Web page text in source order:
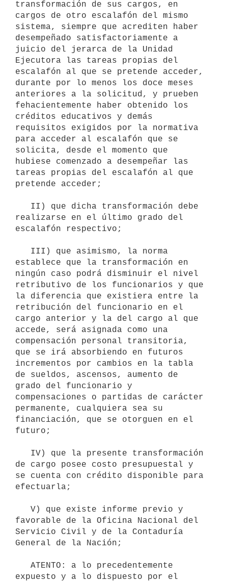
transformación de sus cargos, en
cargos de otro escalafón del mismo
sistema, siempre que acrediten haber
desempeñado satisfactoriamente a
juicio del jerarca de la Unidad
Ejecutora las tareas propias del
escalafón al que se pretende acceder,
durante por lo menos los doce meses
anteriores a la solicitud, y prueben
fehacientemente haber obtenido los
créditos educativos y demás
requisitos exigidos por la normativa
para acceder al escalafón que se
solicita, desde el momento que
hubiese comenzado a desempeñar las
tareas propias del escalafón al que
pretende acceder;
realizarse en el último grado del
escalafón respectivo;
establece que la transformación en
ningún caso podrá disminuir el nivel
retributivo de los funcionarios y que
la diferencia que existiera entre la
retribución del funcionario en el
cargo anterior y la del cargo al que
accede, será asignada como una
compensación personal transitoria,
que se irá absorbiendo en futuros
incrementos por cambios en la tabla
de sueldos, ascensos, aumento de
grado del funcionario y
compensaciones o partidas de carácter
permanente, cualquiera sea su
financiación, que se otorguen en el
futuro;
de cargo posee costo presupuestal y
se cuenta con crédito disponible para
efectuarla;
favorable de la Oficina Nacional del
Servicio Civil y de la Contaduría
General de la Nación;
expuesto y a lo dispuesto por el